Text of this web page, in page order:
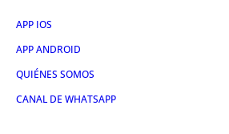
APP IOS
APP ANDROID
QUIÉNES SOMOS
CANAL DE WHATSAPP